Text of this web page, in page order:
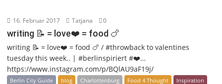
16. Februar 2017 Tatjana 0
writing 📝 = love❤️ = food 🍗
writing 📝 = love❤️ = food 🍗 / #throwback to valentines
tuesday this week.. | #berlinspiriert #❤️…
https://www.instagram.com/p/BQlAU9aF19j/
Berlin City Guide blog Charlottenburg Food 4 Thought
Inspiration